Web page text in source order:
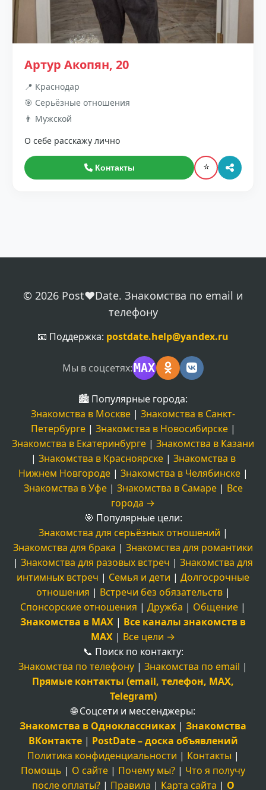
Артур Акопян, 20
📍 Краснодар
🎯 Серьёзные отношения
👨 Мужской
О себе расскажу лично
Контакты ⭐
© 2026 Post❤️Date. Знакомства по email и
телефону
📧 Поддержка: postdate.help@yandex.ru
Мы в соцсетях:MAX
🏙️ Популярные города:
Знакомства в Москве | Знакомства в Санкт-
Петербурге| Знакомства в Новосибирске|
Знакомства в Екатеринбурге | Знакомства в Казани
| Знакомства в Красноярске| Знакомства в
Нижнем Новгороде| Знакомства в Челябинске|
Знакомства в Уфе| Знакомства в Самаре| Все
города →
🎯 Популярные цели:
Знакомства для серьёзных отношений |
Знакомства для брака | Знакомства для романтики
| Знакомства для разовых встреч | Знакомства для
интимных встреч | Семья и дети | Долгосрочные
отношения | Встречи без обязательств|
Спонсорские отношения | Дружба | Общение |
Знакомства в MAX | Все каналы знакомств в
MAX | Все цели →
📞 Поиск по контакту:
Знакомства по телефону | Знакомства по email |
Прямые контакты (email, телефон, MAX,
Telegram)
🌐 Соцсети и мессенджеры:
Знакомства в Одноклассниках | Знакомства
ВКонтакте| PostDate – доска объявлений
Политика конфиденциальности | Контакты |
Помощь | О сайте | Почему мы? | Что я получу
после оплаты?| Правила | Карта сайта | О